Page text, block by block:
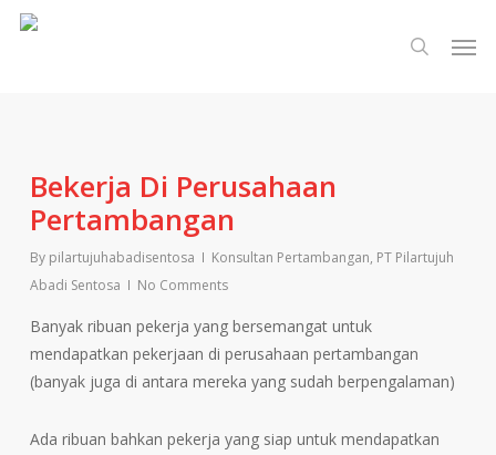
Skip
search
Bekerja Di Perusahaan
Pertambangan
By pilartujuhabadisentosa Konsultan Pertambangan, PT Pilartujuh
Abadi Sentosa
No Comments
Banyak ribuan pekerja yang bersemangat untuk
mendapatkan pekerjaan di perusahaan pertambangan
(banyak juga di antara mereka yang sudah berpengalaman)
Ada ribuan bahkan pekerja yang siap untuk mendapatkan